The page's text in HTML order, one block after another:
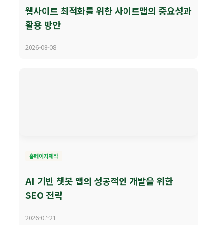
웹사이트 최적화를 위한 사이트맵의 중요성과
활용 방안
2026-08-08
홈페이지제작
AI 기반 챗봇 앱의 성공적인 개발을 위한
SEO 전략
2026-07-21